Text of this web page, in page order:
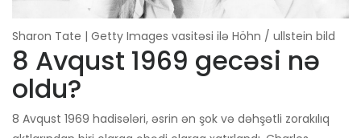
Sharon Tate | Getty Images vasitəsi ilə Höhn / ullstein bild
8 Avqust 1969 gecəsi nə
oldu?
8 Avqust 1969 hadisələri, əsrin ən şok və dəhşətli zorakılıq